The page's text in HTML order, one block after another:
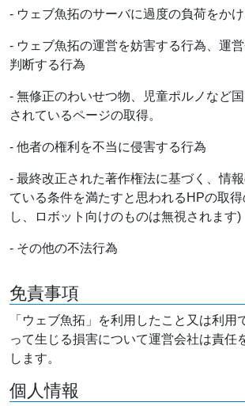
- ウェブ魚拓のサーバに過度の負荷をか
- ウェブ魚拓の運営を妨害する行為、運
判断する行為
- 無修正のわいせつ物、児童ポルノなど
されているページの取得。
- 他者の権利を不当に侵害する行為
- 最終改正された著作権法に基づく、情
ている条件を満たすと思われるHPの取
し、ロボット向けのものは無視されます)
- その他の不法行為
免責事項
「ウェブ魚拓」を利用したこと又は利用
って生じる損害について運営会社は責任
します。
個人情報